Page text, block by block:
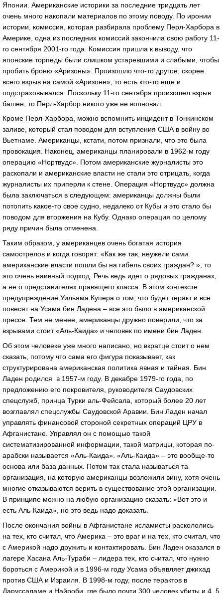
Японии. Американские историки за последние тридцать лет
очень много накопали материалов по этому поводу. По иронии
истории, комиссия, которая разбирала проблему Перл-Харбора в
Америке, одна из последних комиссий закончила свою работу 11-
го сентября 2001-го года. Комиссия пришла к выводу, что
японские торпеды были слишком устаревшими и слабыми, чтобы
пробить броню «Аризоны». Произошло что-то другое, скорее
всего взрыв на самой «Аризоне», то есть кто-то еще и
подстраховывался. Поскольку 11-го сентября произошел взрыв
башен, то Перл-Харбор никого уже не волновал.
Кроме Перл-Харбора, можно вспомнить инцидент в Тонкинском
заливе, который стал поводом для вступления США в войну во
Вьетнаме. Американцы, кстати, потом признали, что это была
провокация. Наконец, американцы планировали в 1962-м году
операцию «Нортвудс». Потом американские журналисты это
раскопали и американские власти не стали это отрицать, когда
журналисты их приперли к стене. Операция «Нортвудс» должна
была заключаться в следующем: американцы должны были
потопить какое-то свое судно, недалеко от Кубы и это стало бы
поводом для вторжения на Кубу. Однако операция по целому
ряду причин была отменена.
Таким образом, у американцев очень богатая история
самострелов и когда говорят: «Как же так, неужели сами
американские власти пошли бы на гибель своих граждан? », то
это очень наивный подход. Речь ведь идет о рядовых гражданах,
а не о представителях правящего класса. В этом контексте
предупреждение Уильяма Купера о том, что будет теракт и все
повесят на Усама бин Ладена – все это было в американской
прессе. Тем не менее, американцы дружно поверили, что за
взрывами стоит «Аль-Каида» и человек по имени бин Ладен.
Об этом человеке уже много написано, но вкратце стоит о нем
сказать, потому что сама его фигура показывает, как
структурирована американская политика явная и тайная. Бин
Ладен родился в 1957-м году. В декабре 1979-го года, по
предложению его покровителя, руководителя Саудовских
спецслужб, принца Турки аль-Фейсала, который более 20 лет
возглавлял спецслужбы Саудовской Аравии. Бин Ладен начал
управлять финансовой стороной секретных операций ЦРУ в
Афганистане. Управлял он с помощью такой
систематизированной информации, такой матрицы, которая по-
арабски называется «Аль-Каида». «Аль-Каида» – это вообще-то
основа или база данных. Потом так стала называться та
организация, на которую американцы возложили вину, хотя очень
многие отказываются верить в существование этой организации.
В принципе можно на любую организацию сказать: «Вот это и
есть Аль-Каида», но это ведь надо доказать.
После окончания войны в Афганистане исламисты раскололись
на тех, кто считал, что Америка – это враг и на тех, кто считал, что
с Америкой надо дружить и контактировать. Бин Ладен оказался в
лагере Хасана Аль-Тураби – лидера тех, кто считал, что нужно
бороться с Америкой и в 1996-м году Усама объявляет джихад
против США и Израиля. В 1998-м году, после терактов в
Дарусcаламе и Найроби, где было почти 300 человек убиты и 4, 5